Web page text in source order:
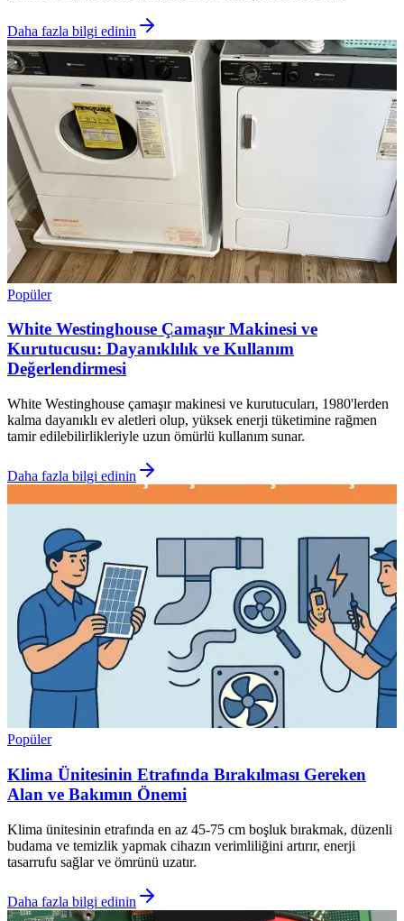
Daha fazla bilgi edinin
Popüler
White Westinghouse Çamaşır Makinesi ve
Kurutucusu: Dayanıklılık ve Kullanım
Değerlendirmesi
White Westinghouse çamaşır makinesi ve kurutucuları, 1980'lerden
kalma dayanıklı ev aletleri olup, yüksek enerji tüketimine rağmen
tamir edilebilirlikleriyle uzun ömürlü kullanım sunar.
Daha fazla bilgi edinin
Popüler
Klima Ünitesinin Etrafında Bırakılması Gereken
Alan ve Bakımın Önemi
Klima ünitesinin etrafında en az 45-75 cm boşluk bırakmak, düzenli
budama ve temizlik yapmak cihazın verimliliğini artırır, enerji
tasarrufu sağlar ve ömrünü uzatır.
Daha fazla bilgi edinin